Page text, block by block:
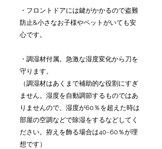
・フロントドアには鍵がかかるので盗難
防止&小さなお子様やペットがいても安
心です。
・調湿材付属。急激な湿度変化から刀を
守ります。
（調湿材はあくまで補助的な役割にすぎ
ません。湿度を自動調節するものではあ
りませんので、湿度が60％を超えた時は
部屋の空調などで除湿をするなどしてく
ださい。拵えを飾る場合は40~60％が理
想です）